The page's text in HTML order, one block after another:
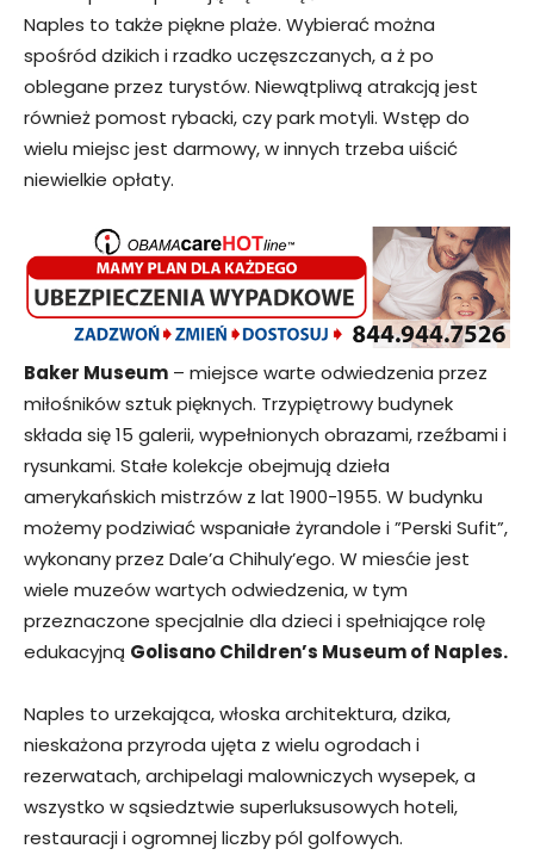
Naples to także piękne plaże. Wybierać można
spośród dzikich i rzadko uczęszczanych, a ż po
oblegane przez turystów. Niewątpliwą atrakcją jest
również pomost rybacki, czy park motyli. Wstęp do
wielu miejsc jest darmowy, w innych trzeba uiścić
niewielkie opłaty.
Baker Museum – miejsce warte odwiedzenia przez
miłośników sztuk pięknych. Trzypiętrowy budynek
składa się 15 galerii, wypełnionych obrazami, rzeźbami i
rysunkami. Stałe kolekcje obejmują dzieła
amerykańskich mistrzów z lat 1900-1955. W budynku
możemy podziwiać wspaniałe żyrandole i ”Perski Sufit”,
wykonany przez Dale’a Chihuly’ego. W miesćie jest
wiele muzeów wartych odwiedzenia, w tym
przeznaczone specjalnie dla dzieci i spełniające rolę
edukacyjną Golisano Children’s Museum of Naples.
Naples to urzekająca, włoska architektura, dzika,
nieskażona przyroda ujęta z wielu ogrodach i
rezerwatach, archipelagi malowniczych wysepek, a
wszystko w sąsiedztwie superluksusowych hoteli,
restauracji i ogromnej liczby pól golfowych.